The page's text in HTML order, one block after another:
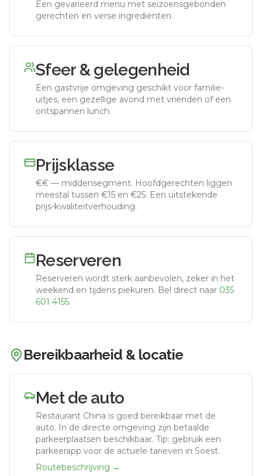
Een gevarieerd menu met seizoensgebonden
gerechten en verse ingrediënten.
Sfeer & gelegenheid
Een gastvrije omgeving geschikt voor familie-
uitjes, een gezellige avond met vrienden of een
ontspannen lunch.
Prijsklasse
€€ — middensegment. Hoofdgerechten liggen
meestal tussen €15 en €25. Een uitstekende
prijs-kwaliteitverhouding.
Reserveren
Reserveren wordt sterk aanbevolen, zeker in het
weekend en tijdens piekuren. Bel direct naar 035
601 4155.
Bereikbaarheid & locatie
Met de auto
Restaurant China is goed bereikbaar met de
auto.
In de directe omgeving zijn betaalde
parkeerplaatsen beschikbaar. Tip: gebruik een
parkeerapp voor de actuele tarieven in Soest.
Routebeschrijving →